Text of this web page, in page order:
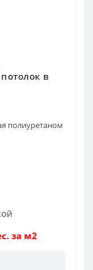
в
полиуретаном
за м2